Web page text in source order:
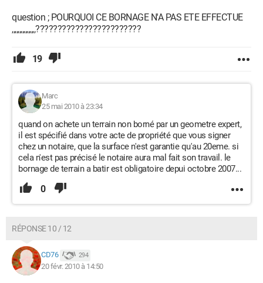
question ; POURQUOI CE BORNAGE N'A PAS ETE EFFECTUE
,,,,,,,,,,,,,,,,????????????????????????
19
Marc
25 mai 2010 à 23:34
quand on achete un terrain non borné par un geometre expert,
il est spécifié dans votre acte de propriété que vous signer
chez un notaire, que la surface n'est garantie qu'au 20eme. si
cela n'est pas précisé le notaire aura mal fait son travail. le
bornage de terrain a batir est obligatoire depui octobre 2007...
0
RÉPONSE 10 / 12
CD76 294
20 févr. 2010 à 14:50